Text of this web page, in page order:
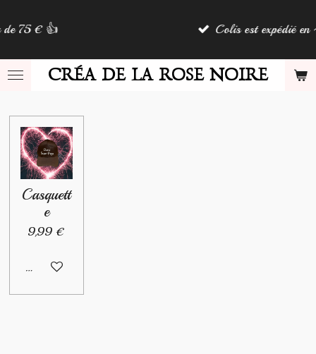
au
principalCRÉA DE LA ROSE NOIRE
👍 Colis est expédié en 48h 📦
Casquett
e
9,99 €
Ajouter au panier